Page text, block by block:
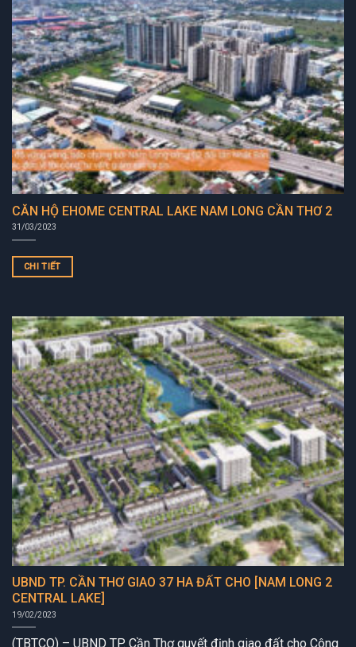
CĂN HỘ EHOME CENTRAL LAKE NAM LONG CẦN THƠ 2
31/03/2023
CHI TIẾT
UBND TP. CẦN THƠ GIAO 37 HA ĐẤT CHO [NAM LONG 2
CENTRAL LAKE]
19/02/2023
(TBTCO) – UBND TP. Cần Thơ quyết định giao đất cho Công